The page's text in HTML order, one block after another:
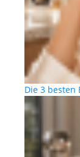
Die 3 besten